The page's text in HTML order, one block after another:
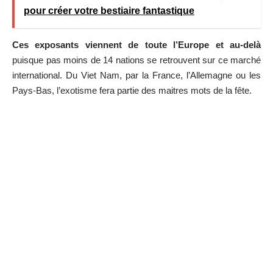
pour créer votre bestiaire fantastique
Ces exposants viennent de toute l’Europe et au-delà
puisque pas moins de 14 nations se retrouvent sur ce marché
international. Du Viet Nam, par la France, l’Allemagne ou les
Pays-Bas, l’exotisme fera partie des maitres mots de la fête.